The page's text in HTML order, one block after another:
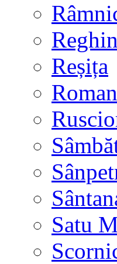
Reghin
Reșița
Roman
Satu